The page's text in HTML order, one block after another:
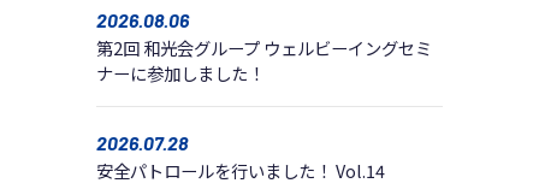
第2回 和光会グループ ウェルビーイングセミ
ナーに参加しました！
2026.08.06
安全パトロールを行いました！ Vol.14
2026.07.28